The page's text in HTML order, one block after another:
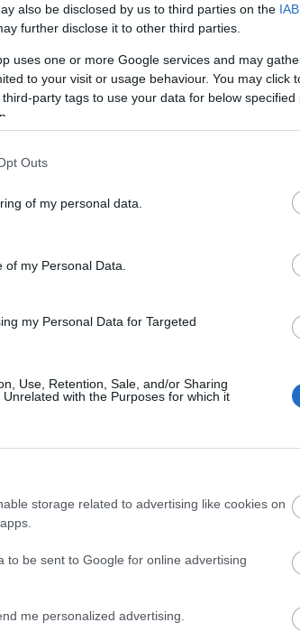
also be disclosed by us to third parties on the
further disclose it to other third parties.
uses one or more Google services and may
to your visit or usage behaviour. You may click
party tags to use your data for below specified
Outs
of my personal data.
my Personal Data.
my Personal Data for Targeted
Use, Retention, Sale, and/or Sharing
with the Purposes for which it
storage related to advertising like cookies on
to be sent to Google for online advertising
me personalized advertising.